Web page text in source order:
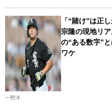
「“賭け”は正
宗隆の現地リ
の“ある数字”
ワケ
一野洋